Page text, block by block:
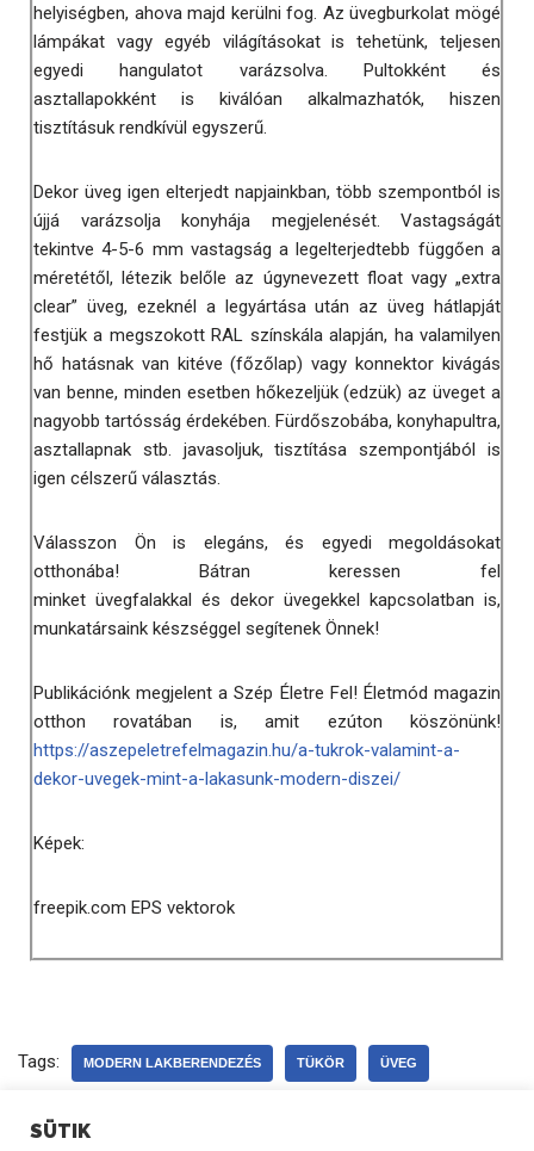
helyiségben, ahova majd kerülni fog. Az üvegburkolat mögé
lámpákat vagy egyéb világításokat is tehetünk, teljesen
egyedi hangulatot varázsolva. Pultokként és
asztallapokként is kiválóan alkalmazhatók, hiszen
tisztításuk rendkívül egyszerű.
Dekor üveg igen elterjedt napjainkban, több szempontból is
újjá varázsolja konyhája megjelenését. Vastagságát
tekintve 4-5-6 mm vastagság a legelterjedtebb függően a
méretétől, létezik belőle az úgynevezett float vagy „extra
clear” üveg, ezeknél a legyártása után az üveg hátlapját
festjük a megszokott RAL színskála alapján, ha valamilyen
hő hatásnak van kitéve (főzőlap) vagy konnektor kivágás
van benne, minden esetben hőkezeljük (edzük) az üveget a
nagyobb tartósság érdekében. Fürdőszobába, konyhapultra,
asztallapnak stb. javasoljuk, tisztítása szempontjából is
igen célszerű választás.
Válasszon Ön is elegáns, és egyedi megoldásokat
otthonába! Bátran keressen fel
minket üvegfalakkal és dekor üvegekkel kapcsolatban is,
munkatársaink készséggel segítenek Önnek!
Publikációnk megjelent a Szép Életre Fel! Életmód magazin
otthon rovatában is, amit ezúton köszönünk!
https://aszepeletrefelmagazin.hu/a-tukrok-valamint-a-
dekor-uvegek-mint-a-lakasunk-modern-diszei/
Képek:
freepik.com EPS vektorok
Tags: MODERN LAKBERENDEZÉS TÜKÖR ÜVEG
SÜTIK